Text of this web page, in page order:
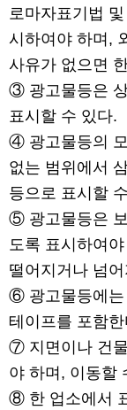
로마자표기법
시하여야 하며,
사유가 없으면
③ 광고물등은
표시할 수 있다.
④ 광고물등의
없는 범위에서
등으로 표시할
⑤ 광고물등은
도록 표시하여
떨어지거나 넘
⑥ 광고물등에는
테이프를 포함
⑦ 지면이나 건
야 하며, 이동할
⑧ 한 업소에서